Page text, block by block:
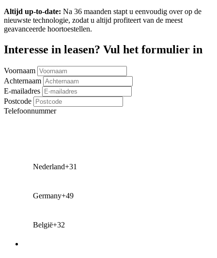
Altijd up-to-date: Na 36 maanden stapt u eenvoudig over op de
nieuwste technologie, zodat u altijd profiteert van de meest
geavanceerde hoortoestellen.​
Interesse in leasen? Vul het formulier in
Voornaam
Achternaam
E-mailadres
Postcode
Telefoonnummer
Nederland+31
Germany+49
België+32